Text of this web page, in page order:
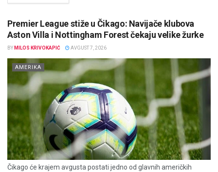
Premier League stiže u Čikago: Navijače klubova
Aston Villa i Nottingham Forest čekaju velike žurke
BY MILOS KRIVOKAPIĆ AVGUST 7, 2026
AMERIKA
Čikago će krajem avgusta postati jedno od glavnih američkih